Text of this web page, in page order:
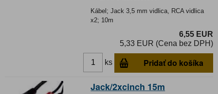
Kábel; Jack 3,5 mm vidlica, RCA vidlica
x2; 10m
6,55 EUR
5,33 EUR (Cena bez DPH)
ks Pridať do košíka
Jack/2xcinch 15m